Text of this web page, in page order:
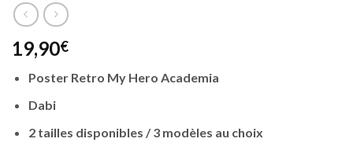
19,90€
Poster Retro My Hero Academia
Dabi
2 tailles disponibles / 3 modèles au choix